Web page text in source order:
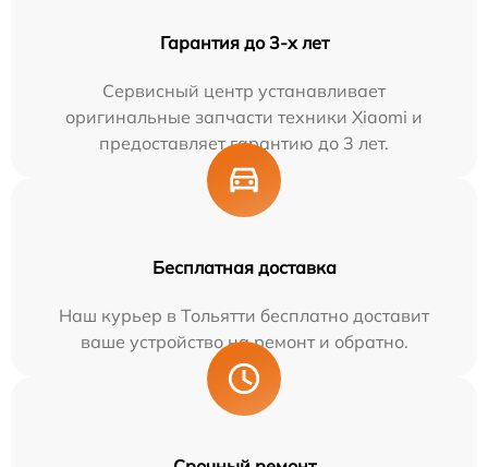
Гарантия до 3-х лет
Сервисный центр устанавливает
оригинальные запчасти техники Xiaomi и
предоставляет гарантию до 3 лет.
Бесплатная доставка
Наш курьер в Тольятти бесплатно доставит
ваше устройство на ремонт и обратно.